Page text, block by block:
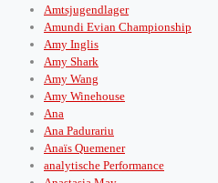
Amtsjugendlager
Amundi Evian Championship
Amy Inglis
Amy Shark
Amy Wang
Amy Winehouse
Ana
Ana Padurariu
Anaïs Quemener
analytische Performance